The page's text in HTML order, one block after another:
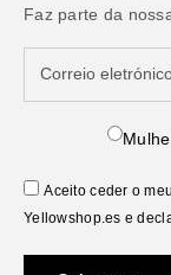
Faz parte da
Aceito ceder o
Yellowshop.es e